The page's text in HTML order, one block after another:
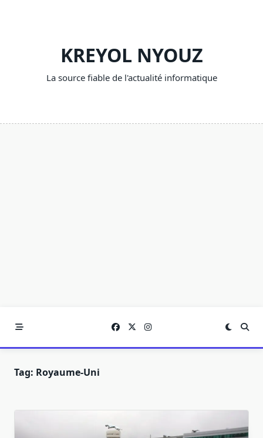
KREYOL NYOUZ
La source fiable de l'actualité informatique
Tag: Royaume-Uni